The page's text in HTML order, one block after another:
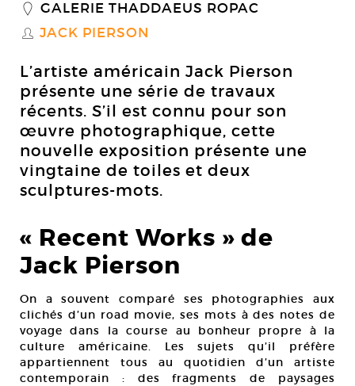
_ GALERIE THADDAEUS ROPAC
S JACK PIERSON
L’artiste américain Jack Pierson
présente une série de travaux
récents. S’il est connu pour son
œuvre photographique, cette
nouvelle exposition présente une
vingtaine de toiles et deux
sculptures-mots.
« Recent Works » de
Jack Pierson
On a souvent comparé ses photographies aux
clichés d’un road movie, ses mots à des notes de
voyage dans la course au bonheur propre à la
culture américaine. Les sujets qu’il préfère
appartiennent tous au quotidien d’un artiste
contemporain : des fragments de paysages